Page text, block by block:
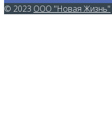
© 2023 ООО "Новая Жизнь"